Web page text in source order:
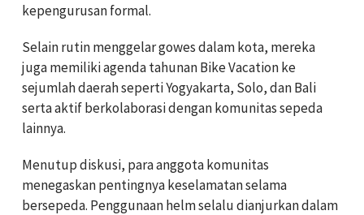
kepengurusan formal.
Selain rutin menggelar gowes dalam kota, mereka
juga memiliki agenda tahunan Bike Vacation ke
sejumlah daerah seperti Yogyakarta, Solo, dan Bali
serta aktif berkolaborasi dengan komunitas sepeda
lainnya.
Menutup diskusi, para anggota komunitas
menegaskan pentingnya keselamatan selama
bersepeda. Penggunaan helm selalu dianjurkan dalam